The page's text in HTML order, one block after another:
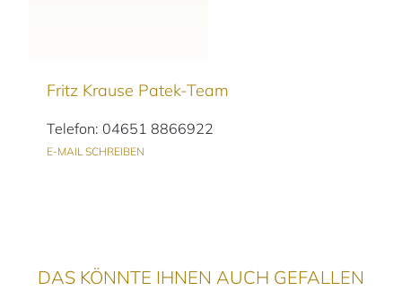
Fritz Krause Patek-Team
Telefon: 04651 8866922
E-MAIL SCHREIBEN
DAS KÖNNTE IHNEN AUCH GEFALLEN